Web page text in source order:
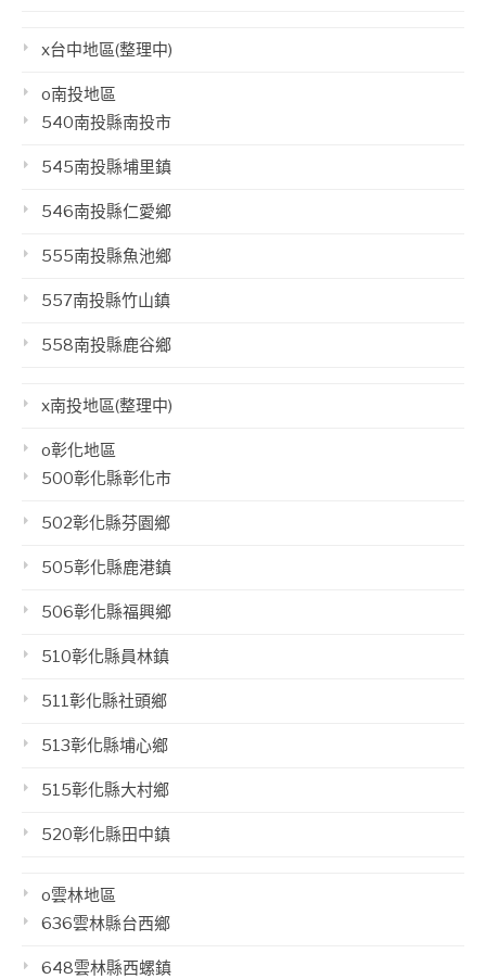
x台中地區(整理中)
o南投地區
540南投縣南投市
545南投縣埔里鎮
546南投縣仁愛鄉
555南投縣魚池鄉
557南投縣竹山鎮
558南投縣鹿谷鄉
x南投地區(整理中)
o彰化地區
500彰化縣彰化市
502彰化縣芬園鄉
505彰化縣鹿港鎮
506彰化縣福興鄉
510彰化縣員林鎮
511彰化縣社頭鄉
513彰化縣埔心鄉
515彰化縣大村鄉
520彰化縣田中鎮
o雲林地區
636雲林縣台西鄉
648雲林縣西螺鎮